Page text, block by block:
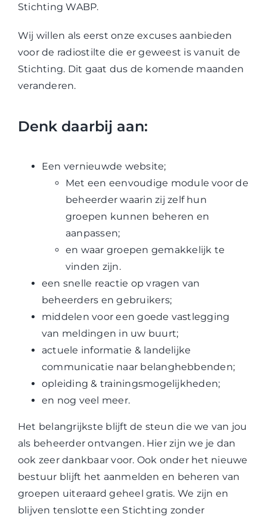
Stichting WABP.
Wij willen als eerst onze excuses aanbieden
voor de radiostilte die er geweest is vanuit de
Stichting. Dit gaat dus de komende maanden
veranderen.
Denk daarbij aan:
Een vernieuwde website;
Met een eenvoudige module voor de
beheerder waarin zij zelf hun
groepen kunnen beheren en
aanpassen;
en waar groepen gemakkelijk te
vinden zijn.
een snelle reactie op vragen van
beheerders en gebruikers;
middelen voor een goede vastlegging
van meldingen in uw buurt;
actuele informatie & landelijke
communicatie naar belanghebbenden;
opleiding & trainingsmogelijkheden;
en nog veel meer.
Het belangrijkste blijft de steun die we van jou
als beheerder ontvangen. Hier zijn we je dan
ook zeer dankbaar voor. Ook onder het nieuwe
bestuur blijft het aanmelden en beheren van
groepen uiteraard geheel gratis. We zijn en
blijven tenslotte een Stichting zonder